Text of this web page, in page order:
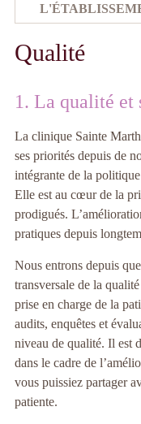
Qualité
1. La qualité et
La clinique Sainte
ses priorités depuis de
intégrante de la
Elle est au cœur de la
prodigués.
pratiques depuis
Nous entrons depuis
transversale de la
prise en charge de la
audits, enquêtes et
niveau de qualité. Il est
dans le cadre de
vous puissiez partager
patiente.